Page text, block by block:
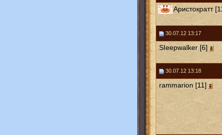
Аристократт
30.07.12 13:17
SIeepwalker [6]
30.07.12 13:18
rammarion [11]